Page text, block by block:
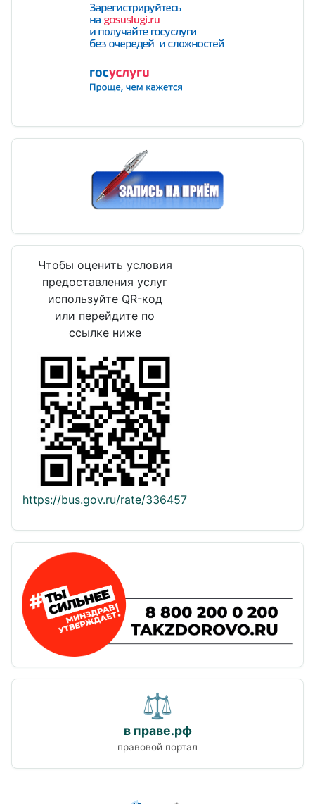
Чтобы оценить условия
предоставления услуг
используйте QR-код
или перейдите по
ссылке ниже
https://bus.gov.ru/rate/336457
⚖
в праве.рф
правовой портал